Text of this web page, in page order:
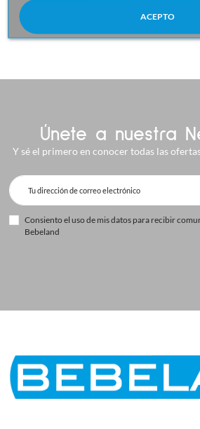
ACEPTO
Únete a nuestra
Y sé el primero en conocer todas las
Consiento el uso de mis datos para recibir
Bebeland